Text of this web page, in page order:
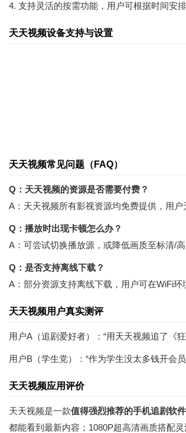
4. 支持灵活的按需功能，用户可根据时间安
天天视频设备支持与设置
天天视频常见问题（FAQ）
Q：天天视频的资源是否需要付费？
A：天天视频所有影视资源均免费提供，用户
Q：播放时出现卡顿怎么办？
A：可尝试切换播放源，或降低画质至标清/
Q：是否支持离线下载？
A：部分资源支持离线下载，用户可在WiFi
天天视频用户真实测评
用户A（追剧爱好者）：“用天天视频追了《
用户B（学生党）：“作为学生没太多钱开会
天天视频应用评价
天天视频是一款值得强烈推荐的手机追剧软件
都能看到最新内容；1080P超高清画质搭配